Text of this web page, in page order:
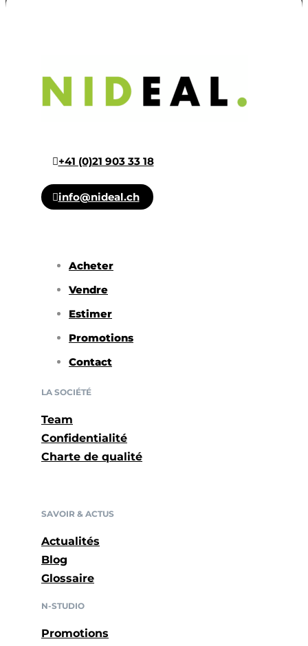
+41 (0)21 903 33 18
info@nideal.ch
Acheter
Vendre
Estimer
Promotions
Contact
LA SOCIÉTÉ
Team
Confidentialité
Charte de qualité
SAVOIR & ACTUS
Actualités
Blog
Glossaire
N-STUDIO
Promotions